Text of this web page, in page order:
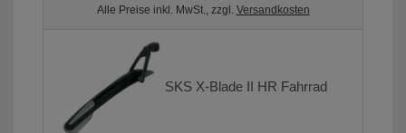
Alle Preise inkl. MwSt., zzgl. Versandkosten
SKS X-Blade II HR Fahrrad